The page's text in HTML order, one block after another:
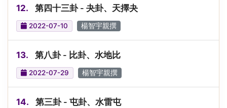
12. 第四十三卦 - 夬卦、天擇夬
2022-07-10 楊智宇親撰
13. 第八卦 - 比卦、水地比
2022-07-29 楊智宇親撰
14. 第三卦 - 屯卦、水雷屯